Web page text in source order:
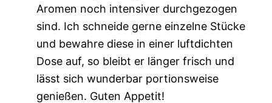
Aromen noch intensiver durchgezogen
sind. Ich schneide gerne einzelne Stücke
und bewahre diese in einer luftdichten
Dose auf, so bleibt er länger frisch und
lässt sich wunderbar portionsweise
genießen. Guten Appetit!